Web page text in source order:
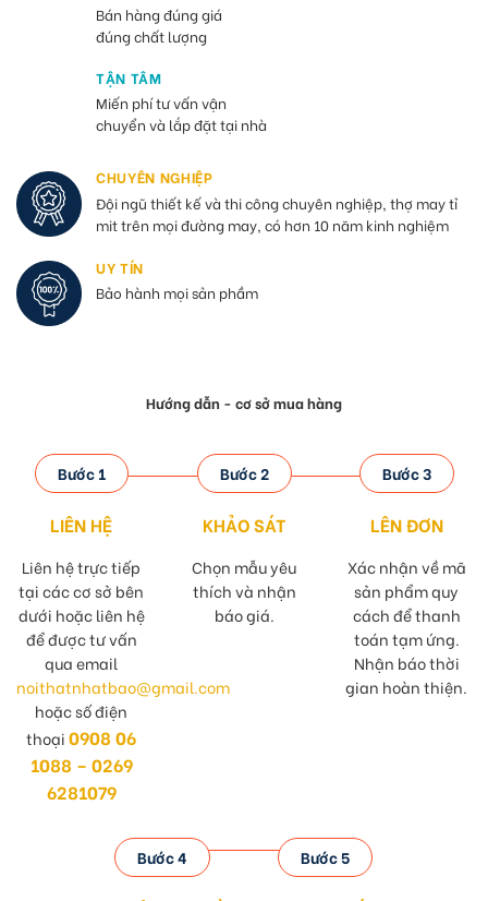
Bán hàng đúng giá
đúng chất lượng
TẬN TÂM
Miến phí tư vấn vận
chuyển và lắp đặt tại nhà
CHUYÊN NGHIỆP
Đội ngũ thiết kế và thi công chuyên nghiệp, thợ may tỉ
mit trên mọi đường may, có hơn 10 năm kinh nghiệm
UY TÍN
Bảo hành mọi sản phầm
Hướng dẫn - cơ sở mua hàng
Bước 1
LIÊN HỆ
Liên hệ trực tiếp
tại các cơ sở bên
dưới hoặc liên hệ
để được tư vấn
qua email
noithatnhatbao@gmail.com
hoặc số điện
thoại0908 06
1088 – 0269
6281079
Bước 2
KHẢO SÁT
Chọn mẫu yêu
thích và nhận
báo giá.
Bước 3
LÊN ĐƠN
Xác nhận về mã
sản phẩm quy
cách để thanh
toán tạm ứng.
Nhận báo thời
gian hoàn thiện.
Bước 4 Bước 5